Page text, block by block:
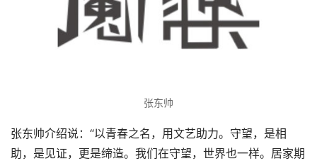
张东帅
张东帅介绍说：“以青春之名，用文艺助力。守望，是相
助，是见证，更是缔造。我们在守望，世界也一样。居家期